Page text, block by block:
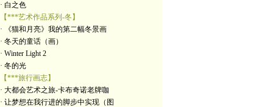
· 白之色
【***艺术作品系列-冬】
· 《猫和月亮》我的第二幅冬景画
· 冬天的童话（画）
· Winter Light 2
· 冬的光
【***旅行画志】
· 大都会艺术之旅-卡布奇诺老牌咖
· 让梦想在我行进的脚步中实现（图